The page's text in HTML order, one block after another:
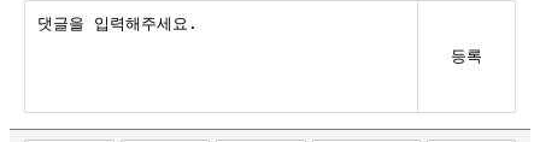
등록